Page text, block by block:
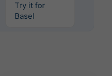
Try it for
Basel